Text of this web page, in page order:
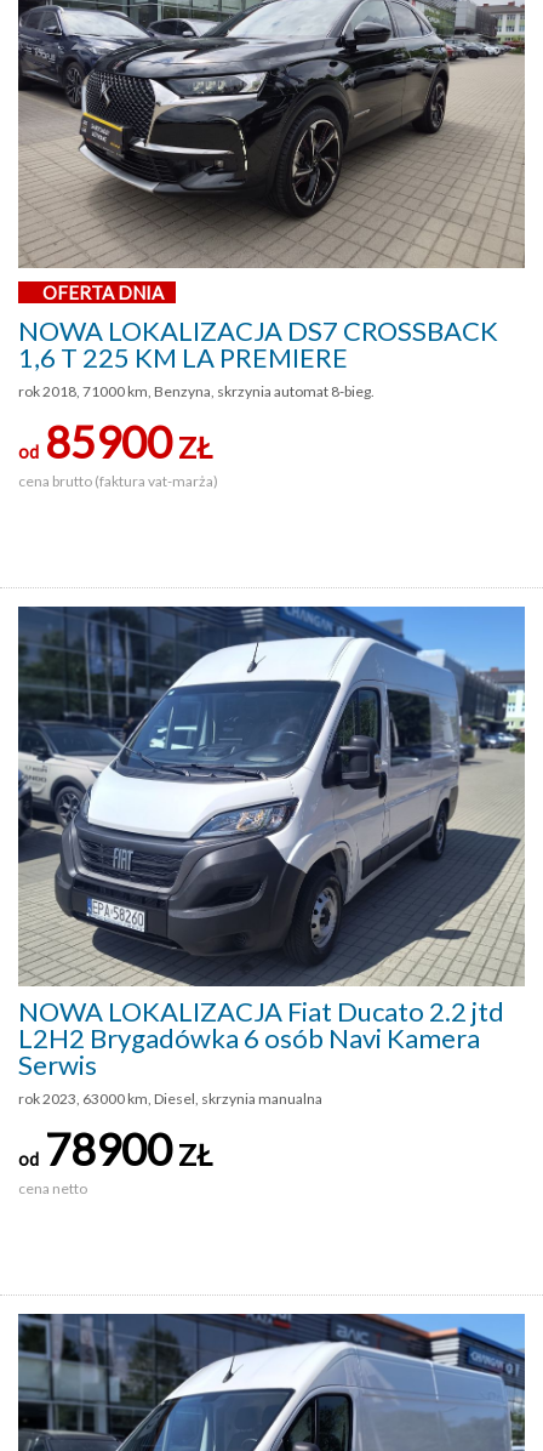
OFERTA DNIA
NOWA LOKALIZACJA DS7 CROSSBACK
1,6 T 225 KM LA PREMIERE
rok 2018, 71000 km, Benzyna, skrzynia automat 8-bieg.
od 85900ZŁ
cena brutto (faktura vat-marża)
NOWA LOKALIZACJA Fiat Ducato 2.2 jtd
L2H2 Brygadówka 6 osób Navi Kamera
Serwis
rok 2023, 63000 km, Diesel, skrzynia manualna
od 78900ZŁ
cena netto